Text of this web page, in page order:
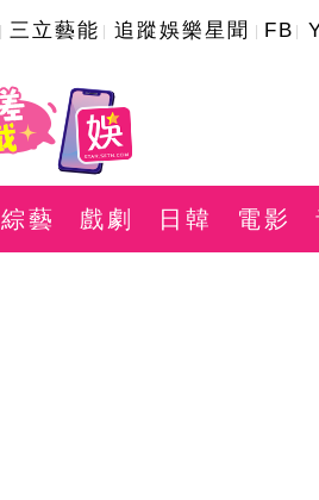
三立藝能 追蹤娛樂星聞 FB
綜藝 戲劇 日韓 電影